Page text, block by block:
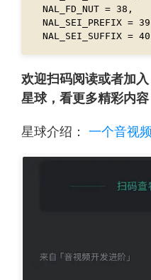
欢迎扫码阅读或者加
星球，看更多精彩内容
星球介绍： 一个音视